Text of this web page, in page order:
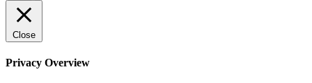
Close
Privacy Overview